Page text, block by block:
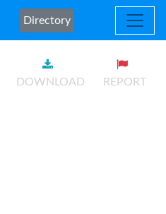
Directory
DOWNLOAD REPORT